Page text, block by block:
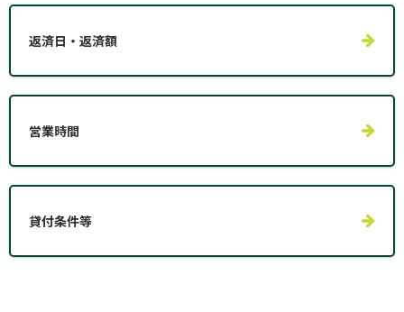
返済日・返済額
営業時間
貸付条件等